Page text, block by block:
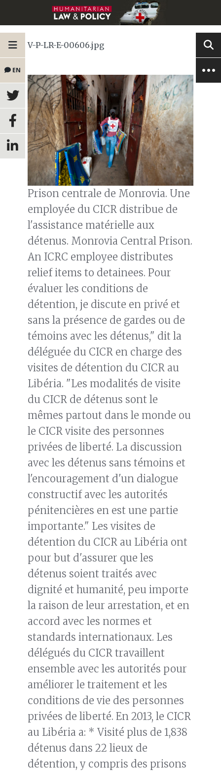
EN
V-P-LR-E-00606.jpg
Prison centrale de Monrovia. Une
employée du CICR distribue de
l'assistance matérielle aux
détenus. Monrovia Central Prison.
An ICRC employee distributes
relief items to detainees. Pour
évaluer les conditions de
détention, je discute en privé et
sans la présence de gardes ou de
témoins avec les détenus," dit la
déléguée du CICR en charge des
visites de détention du CICR au
Libéria. "Les modalités de visite
du CICR de détenus sont le
mêmes partout dans le monde ou
le CICR visite des personnes
privées de liberté. La discussion
avec les détenus sans témoins et
l'encouragement d'un dialogue
constructif avec les autorités
pénitencières en est une partie
importante." Les visites de
détention du CICR au Libéria ont
pour but d'assurer que les
détenus soient traités avec
dignité et humanité, peu importe
la raison de leur arrestation, et en
accord avec les normes et
standards internationaux. Les
délégués du CICR travaillent
ensemble avec les autorités pour
améliorer le traitement et les
conditions de vie des personnes
privées de liberté. En 2013, le CICR
au Libéria a: * Visité plus de 1,838
détenus dans 22 lieux de
détention, y compris des prisons